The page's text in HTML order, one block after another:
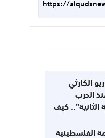
https://
الكارثي
الحرب
الثانية".. كيف
الفلسطينية